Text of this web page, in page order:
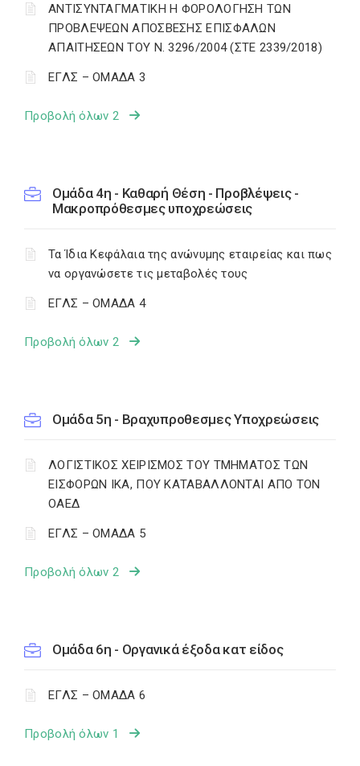
ΑΝΤΙΣΥΝΤΑΓΜΑΤΙΚΗ Η ΦΟΡΟΛΟΓΗΣΗ ΤΩΝ
ΠΡΟΒΛΕΨΕΩΝ ΑΠΟΣΒΕΣΗΣ ΕΠΙΣΦΑΛΩΝ
ΑΠΑΙΤΗΣΕΩΝ ΤΟΥ Ν. 3296/2004 (ΣΤΕ 2339/2018)
ΕΓΛΣ – ΟΜΑΔΑ 3
Προβολή όλων 2
Ομάδα 4η - Καθαρή Θέση - Προβλέψεις -
Μακροπρόθεσμες υποχρεώσεις
Τα Ίδια Κεφάλαια της ανώνυμης εταιρείας και πως
να οργανώσετε τις μεταβολές τους
ΕΓΛΣ – ΟΜΑΔΑ 4
Προβολή όλων 2
Ομάδα 5η - Βραχυπροθεσμες Υποχρεώσεις
ΛΟΓΙΣΤΙΚΟΣ ΧΕΙΡΙΣΜΟΣ ΤΟΥ ΤΜΗΜΑΤΟΣ ΤΩΝ
ΕΙΣΦΟΡΩΝ IKA, ΠΟΥ ΚΑΤΑΒΑΛΛΟΝΤΑΙ ΑΠΟ ΤΟΝ
OAEΔ
ΕΓΛΣ – ΟΜΑΔΑ 5
Προβολή όλων 2
Ομάδα 6η - Οργανικά έξοδα κατ είδος
ΕΓΛΣ – ΟΜΑΔΑ 6
Προβολή όλων 1